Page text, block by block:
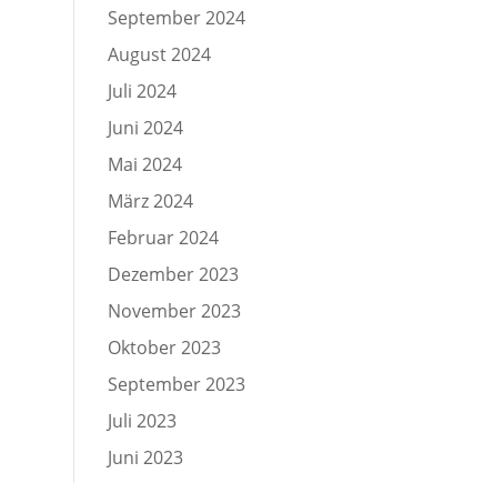
September 2024
August 2024
Juli 2024
Juni 2024
Mai 2024
März 2024
Februar 2024
Dezember 2023
November 2023
Oktober 2023
September 2023
Juli 2023
Juni 2023